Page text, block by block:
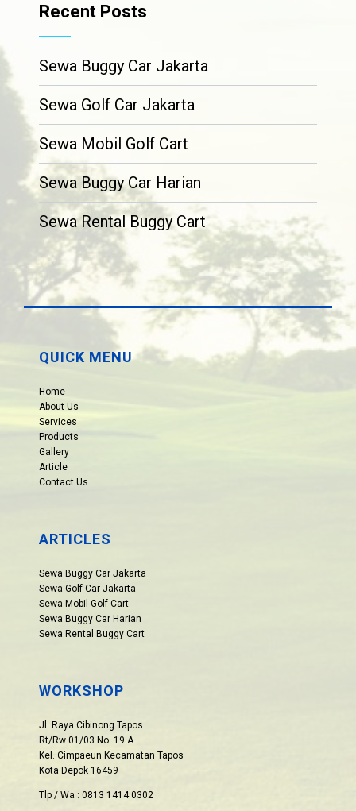
Recent Posts
Sewa Buggy Car Jakarta
Sewa Golf Car Jakarta
Sewa Mobil Golf Cart
Sewa Buggy Car Harian
Sewa Rental Buggy Cart
QUICK MENU
Home
About Us
Services
Products
Gallery
Article
Contact Us
ARTICLES
Sewa Buggy Car Jakarta
Sewa Golf Car Jakarta
Sewa Mobil Golf Cart
Sewa Buggy Car Harian
Sewa Rental Buggy Cart
WORKSHOP
Jl. Raya Cibinong Tapos
Rt/Rw 01/03 No. 19 A
Kel. Cimpaeun Kecamatan Tapos
Kota Depok 16459
Tlp / Wa : 0813 1414 0302